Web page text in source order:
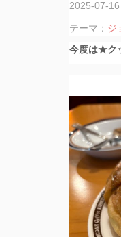
2025-07-
テーマ： ジ
今度は★ク